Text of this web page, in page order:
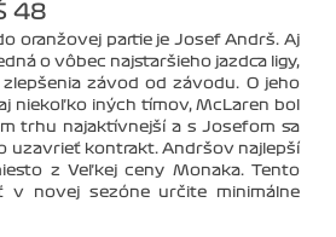
48
oranžovej partie je Josef Andrš. Aj
o vôbec najstaršieho jazdca ligy,
závod od závodu. O jeho
niekoľko iných tímov, McLaren bol
trhu najaktívnejší a s Josefom sa
uzavrieť kontrakt. Andršov najlepší
z Veľkej ceny Monaka. Tento
v novej sezóne určite minimálne